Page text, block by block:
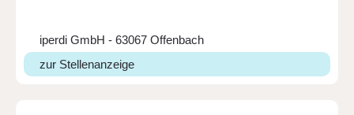
iperdi GmbH - 63067 Offenbach
zur Stellenanzeige